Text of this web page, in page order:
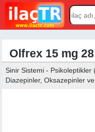
Olfrex 15 mg
Sinir Sistemi - Psikoleptikler
Diazepinler, Oksazepinler